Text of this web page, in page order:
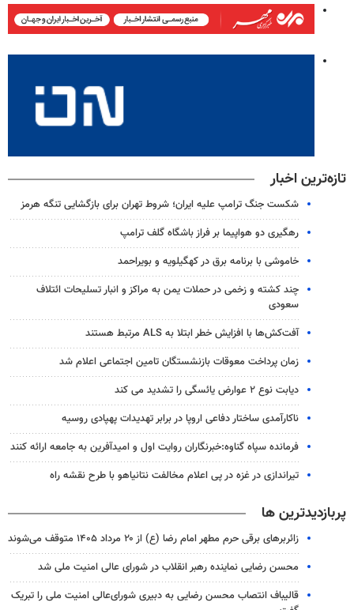
تازه‌ترین اخبار
شکست جنگ ترامپ علیه ایران؛ شروط تهران برای بازگشایی تنگه هرمز
رهگیری دو هواپیما بر فراز باشگاه گلف ترامپ
خاموشی با برنامه برق در کهگیلویه و بویراحمد
چند کشته و زخمی در حملات یمن به مراکز و انبار تسلیحات ائتلاف
سعودی
آفت‌کش‌ها با افزایش خطر ابتلا به ALS مرتبط هستند
زمان پرداخت معوقات بازنشستگان تامین اجتماعی اعلام شد
دیابت نوع ۲ عوارض یائسگی را تشدید می کند
ناکارآمدی ساختار دفاعی اروپا در برابر تهدیدات پهپادی روسیه
فرمانده سپاه گناوه:خبرنگاران روایت اول و امیدآفرین به جامعه ارائه کنند
تیراندازی در غزه در پی اعلام مخالفت نتانیاهو با طرح نقشه راه
پربازدیدترین ها
زائربرهای برقی حرم مطهر امام رضا (ع) از ۲۰ مرداد ۱۴۰۵ متوقف می‌شوند
محسن رضایی نماینده رهبر انقلاب در شورای عالی امنیت ملی شد
قالیباف انتصاب محسن رضایی به دبیری شورای‌عالی امنیت ملی را تبریک